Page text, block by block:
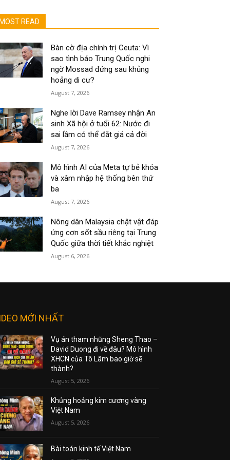
MOST READ
Bàn cờ địa chính trị Ceuta: Vì
sao tình báo Trung Quốc nghi
ngờ Mossad đứng sau khủng
hoảng di cư?
August 7, 2026
Nghe lời Dave Ramsey nhận An
sinh Xã hội ở tuổi 62: Nước đi
sai lầm có thể đắt giá cả đời
August 7, 2026
Mô hình AI của Meta tự bẻ khóa
và xâm nhập hệ thống bên thứ
ba
August 7, 2026
Nông dân Malaysia chật vật đáp
ứng cơn sốt sầu riêng tại Trung
Quốc giữa thời tiết khắc nghiệt
August 6, 2026
MỚI NHẤT
Vụ án tham nhũng Sheng Thao –
David Duong đi về đâu? Mô hình
XHCN của Tô Lâm bao giờ sẽ
thành?
August 5, 2026
Khủng hoảng kim cương vàng
Việt Nam
August 5, 2026
Bài toán kinh tế Việt Nam